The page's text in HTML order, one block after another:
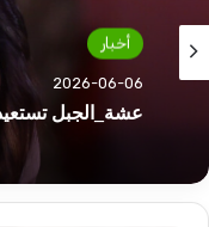
أخبار
2026-06-06
عشة_الجبل تستعيد